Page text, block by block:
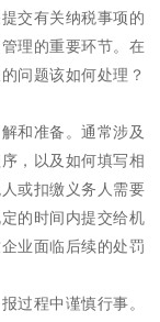
交有关纳税事项的
理的重要环节。在
问题该如何处理？
和准备。通常涉及
，以及如何填写相
或扣缴义务人需要
的时间内提交给机
业面临后续的处罚
过程中谨慎行事。